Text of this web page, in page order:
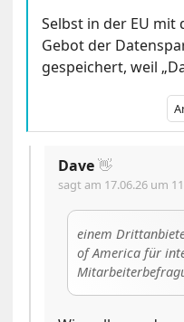
Selbst in der EU mit
Gebot der
gespeichert, weil
Dave👋
sagt am 17.06.26 um
einem
of America für